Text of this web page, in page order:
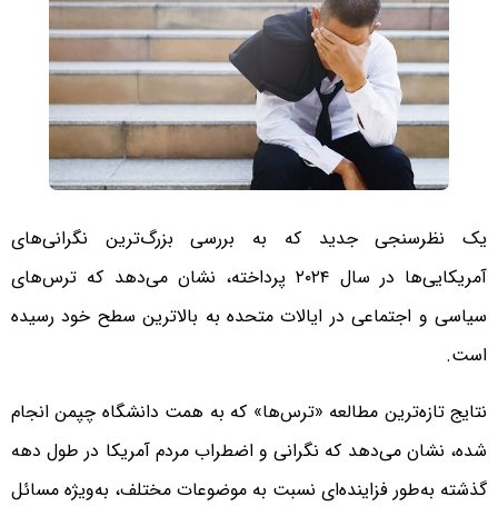
یک نظرسنجی جدید که به بررسی بزرگ‌ترین نگرانی‌های
آمریکایی‌ها در سال ۲۰۲۴ پرداخته، نشان می‌دهد که ترس‌های
سیاسی و اجتماعی در ایالات متحده به بالاترین سطح خود رسیده
است.
نتایج تازه‌ترین مطالعه «ترس‌ها» که به همت دانشگاه چپمن انجام
شده، نشان می‌دهد که نگرانی و اضطراب مردم آمریکا در طول دهه
گذشته به‌طور فزاینده‌ای نسبت به موضوعات مختلف، به‌ویژه مسائل